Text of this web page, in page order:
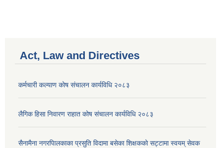
Act, Law and Directives
कर्मचारी कल्याण काेष संचालन कार्यविधि २०८३
लैगिक हिसा निवारण राहात कोष संचालन कार्यविधि २०८३
सैनामैना नगरपािलकाका प्रसुति विदामा बसेका शिक्षककाे सट्टामा स्वयम् सेवक